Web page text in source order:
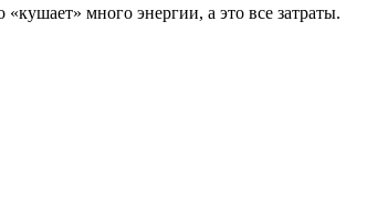
много энергии, а это все затраты.